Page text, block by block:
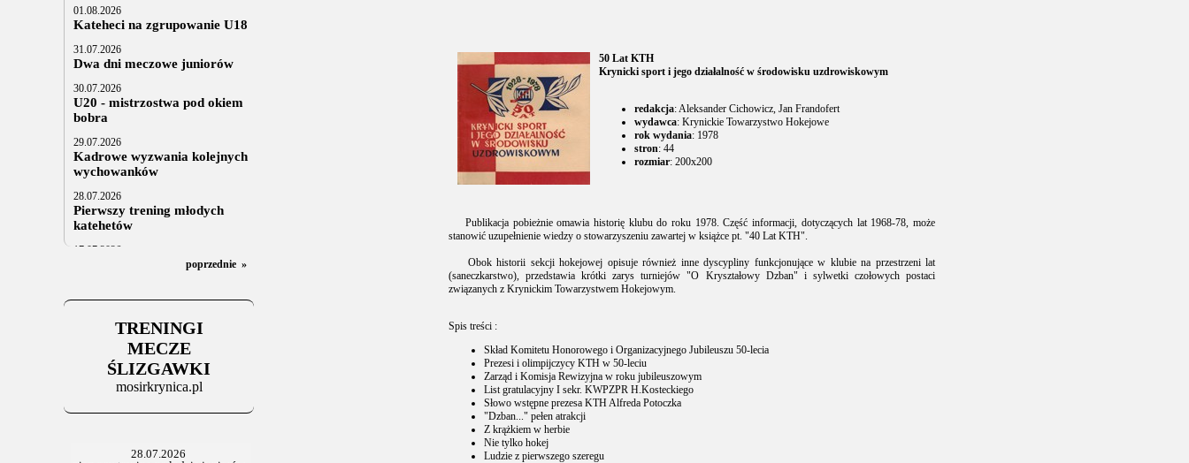
01.08.2026
Kateheci na zgrupowanie U18
31.07.2026
Dwa dni meczowe juniorów
30.07.2026
U20 - mistrzostwa pod okiem
bobra
29.07.2026
Kadrowe wyzwania kolejnych
wychowanków
28.07.2026
Pierwszy trening młodych
katehetów
17.07.2026
U20: z kraju i z zagranicy
Za trzy tygodnie na lód
06.07.2025
Stowarzyszenie po Walnym
poprzednie »
TRENINGI
MECZE
ŚLIZGAWKI
mosirkrynica.pl
50 Lat KTH
Krynicki sport i jego działalność w środowisku uzdrowiskowym
redakcja: Aleksander Cichowicz, Jan Frandofert
wydawca: Krynickie Towarzystwo Hokejowe
rok wydania: 1978
stron: 44
rozmiar: 200x200
Publikacja pobieżnie omawia historię klubu do roku 1978. Część informacji, dotyczących lat 1968-78, może
stanowić uzupełnienie wiedzy o stowarzyszeniu zawartej w książce pt. "40 Lat KTH".
Obok historii sekcji hokejowej opisuje również inne dyscypliny funkcjonujące w klubie na przestrzeni lat
(saneczkarstwo), przedstawia krótki zarys turniejów "O Kryształowy Dzban" i sylwetki czołowych postaci
związanych z Krynickim Towarzystwem Hokejowym.
Spis treści :
Skład Komitetu Honorowego i Organizacyjnego Jubileuszu 50-lecia
Prezesi i olimpijczycy KTH w 50-leciu
Zarząd i Komisja Rewizyjna w roku jubileuszowym
List gratulacyjny I sekr. KWPZPR H.Kosteckiego
Słowo wstępne prezesa KTH Alfreda Potoczka
"Dzban..." pełen atrakcji
Z krążkiem w herbie
Nie tylko hokej
Ludzie z pierwszego szeregu